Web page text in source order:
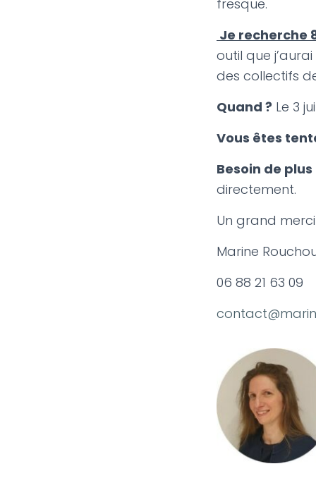
fresque.
Je recherche
outil que
des collectifs
Quand ? Le 3
Vous êtes
Besoin de plus
directement.
Un grand
Marine
06 88 21 63 09